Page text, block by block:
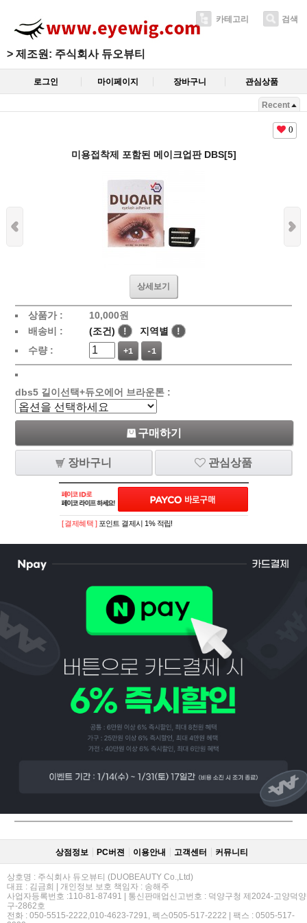
> 제조원: 주식회사 듀오뷰티
카테고리 검색
로그인 마이페이지 장바구니 관심상품
Recent
0
미용접착제 포함된 메이크업판 DBS[5]
상세보기
상품가 : 10,000원
배송비 :
(조건) ! 지역별
!
수량 :
+1 -1
dbs5 길이선택+듀오에어 브라운톤 :
구매하기
장바구니 관심상품
PAYCO 바로
[ 결제혜택 ] 포인트 결제시 1% 적립!
상점정보 PC버젼 이용안내 고객센터 커뮤니티
상호명 : 주식회사 듀오뷰티 (DUOBEAUTY Co.,Ltd)
대표 : 김금희 | 개인정보 보호 책임자 : 송해주
사업자등록번호 :110-81-87491 | 통신판매업신고번호 : 덕양구청 제2024-고양덕양
구-2862호
전화 : 050-5515-2222,010-4623-7291, 펙스0505-517-2222 | 팩스 : 0505-517-